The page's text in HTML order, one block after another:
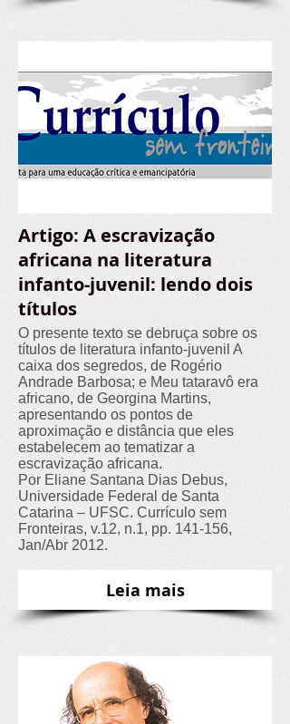
Artigo: A escravização
africana na literatura
infanto-juvenil: lendo dois
títulos
O presente texto se debruça sobre os
títulos de literatura infanto-juvenil A
caixa dos segredos, de Rogério
Andrade Barbosa; e Meu tataravô era
africano, de Georgina Martins,
apresentando os pontos de
aproximação e distância que eles
estabelecem ao tematizar a
escravização africana.
Por Eliane Santana Dias Debus,
Universidade Federal de Santa
Catarina – UFSC. Currículo sem
Fronteiras, v.12, n.1, pp. 141-156,
Jan/Abr 2012.
Leia mais